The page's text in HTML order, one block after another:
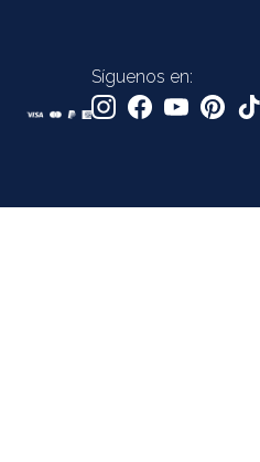
Síguenos en: